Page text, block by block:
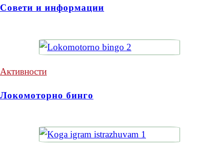
Совети и информации
Активности
Локомоторно бинго